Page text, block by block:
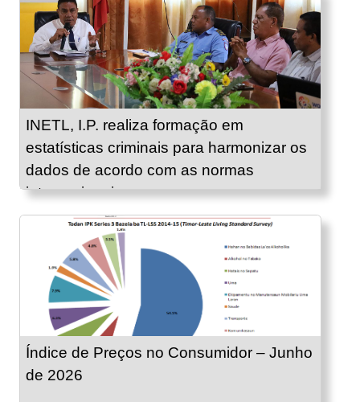
INETL, I.P. realiza formação em
estatísticas criminais para harmonizar os
dados de acordo com as normas
internacionais
Índice de Preços no Consumidor – Junho
de 2026